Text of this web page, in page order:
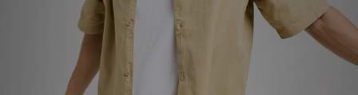
VER MARCAS
LOCALIZADOR DE LOJAS
MENSAGENS